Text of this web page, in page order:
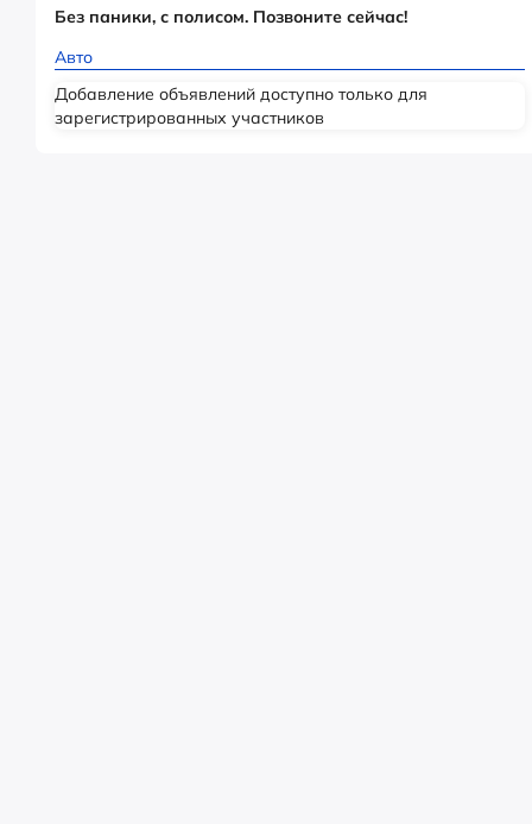
Без паники, с полисом. Позвоните сейчас!
Авто
Добавление объявлений доступно только для
зарегистрированных участников